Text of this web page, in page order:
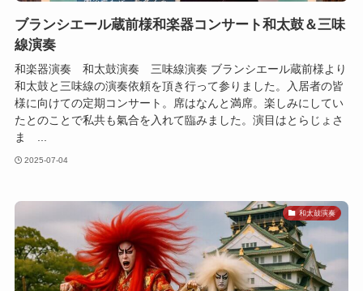
ブランシエール蔵前様和楽器コンサート和太鼓＆三味
線演奏
和楽器演奏 和太鼓演奏 三味線演奏 ブランシエール蔵前様より
和太鼓と三味線の演奏依頼を頂き行って参りました。入居者の皆
様に向けての定期コンサート。席はなんと満席。楽しみにしてい
たとのことで私共も氣合を入れて臨みました。演目はとらじょさ
ま ...
2025-07-04
和太鼓演奏